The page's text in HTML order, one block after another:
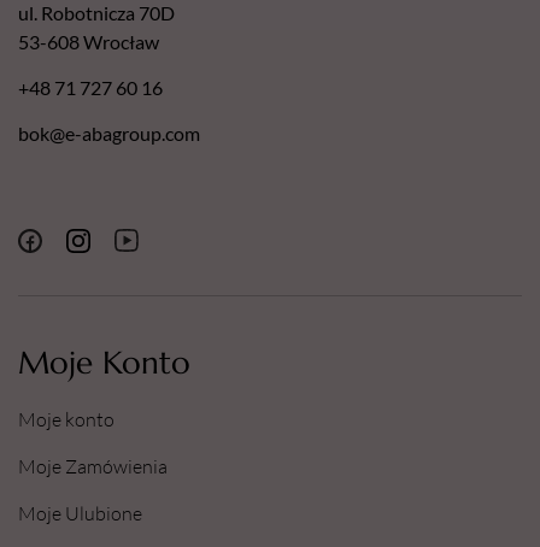
Moje Konto
Moje konto
Moje Zamówienia
Moje Ulubione
ul. Robotnicza 70D
53-608 Wrocław
+48 71 727 60 16
bok@e-abagroup.com